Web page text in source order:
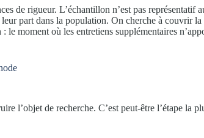
de rigueur. L’échantillon n’est pas représentatif
part dans la population. On cherche à couvrir
le moment où les entretiens supplémentaires
l’objet de recherche. C’est peut-être l’étape la